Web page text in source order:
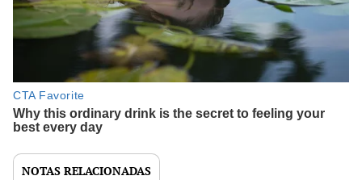
NOTAS RELACIONADAS